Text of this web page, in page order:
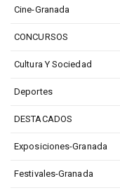
Cine-Granada
CONCURSOS
Cultura Y Sociedad
Deportes
DESTACADOS
Exposiciones-Granada
Festivales-Granada